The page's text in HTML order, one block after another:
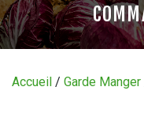
Accueil / Garde Manger